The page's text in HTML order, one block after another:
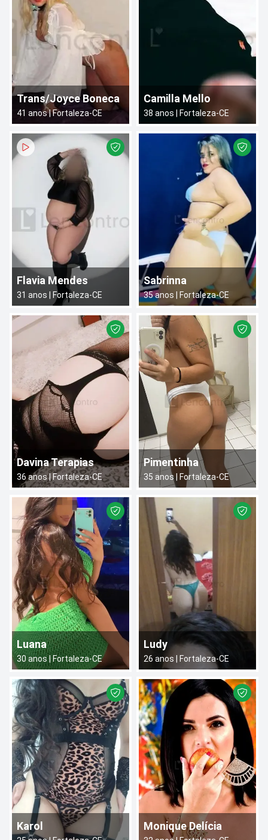
Trans/Joyce Boneca
41 anos |Fortaleza-CE
Camilla Mello
38 anos | Fortaleza-CE
Flavia Mendes
31 anos | Fortaleza-CE
Sabrinna
35anos | Fortaleza-CE
Davina Terapias
36anos | Fortaleza-CE
Pimentinha
35 anos | Fortaleza-CE
Luana
30 anos | Fortaleza-CE
Ludy
26 anos | Fortaleza-CE
Karol Monique Delícia